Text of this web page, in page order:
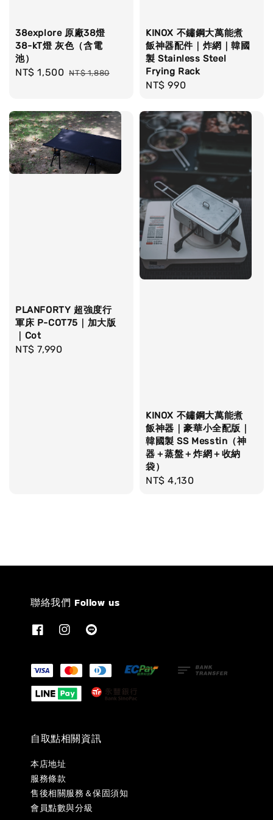
38explore 原廠38燈
38-kT燈 灰色（含電
池）
Sale
NT$ 1,500 Regular
NT$ 1,880
KINOX 不鏽鋼大萬能煮
飯神器配件｜炸網｜韓國
製 Stainless Steel
Frying Rack
Regular
NT$ 990
PLANFORTY 超強度行
軍床 P-COT75｜加大版
｜Cot
Regular
NT$ 7,990
KINOX 不鏽鋼大萬能煮
飯神器｜豪華小全配版｜
韓國製 SS Messtin（神
器＋蒸盤＋炸網＋收納
袋）
Regular
NT$ 4,130
聯絡我們 Follow us
自取點相關資訊
本店地址
服務條款
售後相關服務＆保固須知
會員點數與分級